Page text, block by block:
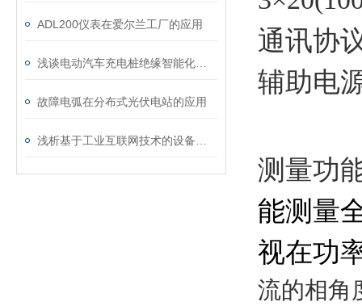
ADL200仪表在爱尔兰工厂的应用
故障电弧在分布式光伏电站的应用
通讯协
辅助电
测量功
能测量
视在功
流的相角